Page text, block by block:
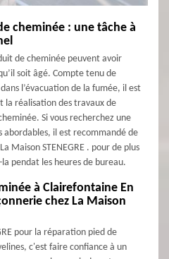
cheminée : une tâche à
de cheminée peuvent avoir
soit âgé. Compte tenu de
l’évacuation de la fumée, il est
la réalisation des travaux de
Si vous recherchez une
il est recommandé de
Maison STENEGRE . pour de plus
pendat les heures de bureau.
à Clairefontaine En
chez La Maison
pour la réparation pied de
c'est faire confiance à un